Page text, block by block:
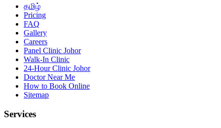
தமிழ்
Pricing
FAQ
Gallery
Careers
Panel Clinic Johor
Walk-In Clinic
24-Hour Clinic Johor
Doctor Near Me
How to Book Online
Sitemap
Services